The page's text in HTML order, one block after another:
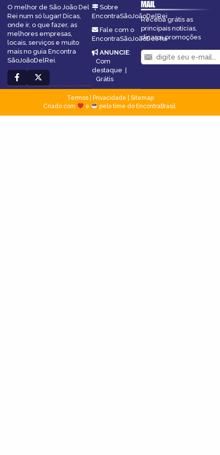
O melhor de São João Del
Rei num só lugar! Dicas,
onde ir, o que fazer, as
melhores empresas,
locais, serviços e muito
mais no guia Encontra
SãoJoãoDelRei.
Sobre
EncontraSãoJoãoDelRei
Fale com o
EncontraSãoJoãoDelRei
ANUNCIE:
Com
destaque
Grátis
MAIL
Receba grátis as
principais notícias,
dicas e promoções
Termos| Privacidade
Sitemap
Criado com
e pelo time do EncontraBrasil